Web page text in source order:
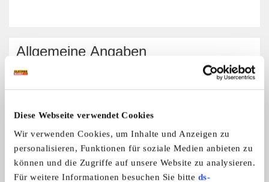
Diese Webseite verwendet Cookies
Wir verwenden Cookies, um Inhalte und Anzeigen zu
personalisieren, Funktionen für soziale Medien anbieten zu
können und die Zugriffe auf unsere Website zu analysieren.
Für weitere Informationen besuchen Sie bitte ds-
Allgemeine Angaben
DAVC e.V. - Landesgruppe Rhein-Main